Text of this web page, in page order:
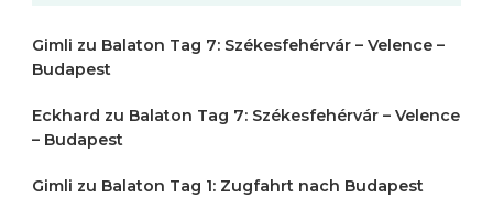
Gimli zu Balaton Tag 7: Székesfehérvár – Velence –
Budapest
Eckhard zu Balaton Tag 7: Székesfehérvár – Velence
– Budapest
Gimli zu Balaton Tag 1: Zugfahrt nach Budapest